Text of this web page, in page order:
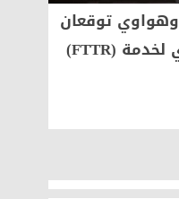
المصرية للاتصالات WE وهواوي توقعان
اتفاقية الإطلاق التجاري لخدمة (FTTR)